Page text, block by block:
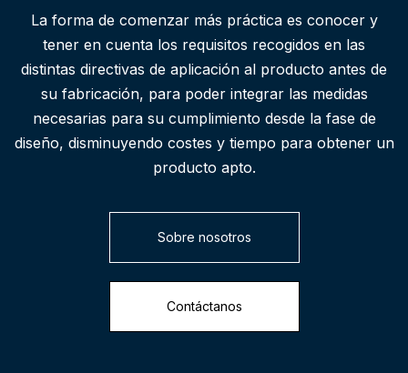
La forma de comenzar más práctica es conocer y
tener en cuenta los requisitos recogidos en las
distintas directivas de aplicación al producto antes de
su fabricación, para poder integrar las medidas
necesarias para su cumplimiento desde la fase de
diseño, disminuyendo costes y tiempo para obtener un
producto apto.
Sobre nosotros
Contáctanos